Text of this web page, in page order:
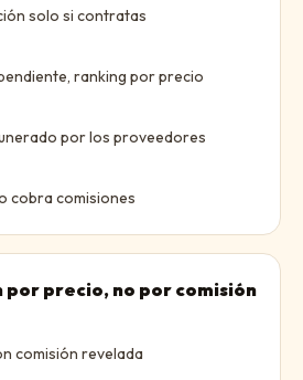
solo si contratas
ranking por precio
por los proveedores
cobra comisiones
por precio, no por comisión
comisión revelada